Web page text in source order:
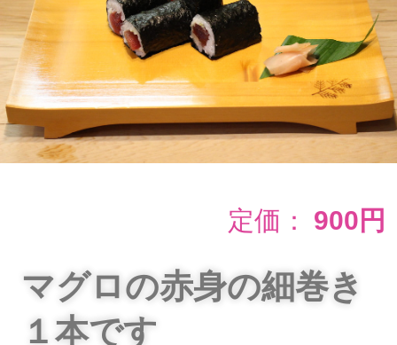
定価： 900円
マグロの赤身の細巻き
１本です